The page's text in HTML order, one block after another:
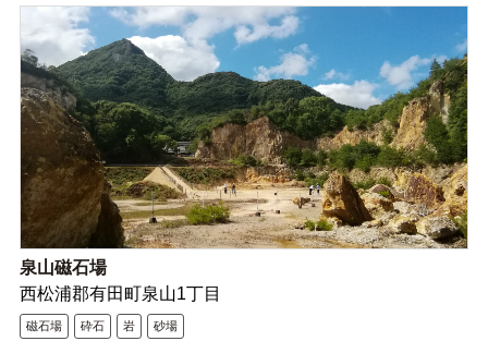
泉山磁石場
西松浦郡有田町泉山1丁目
磁石場 砕石 岩 砂場